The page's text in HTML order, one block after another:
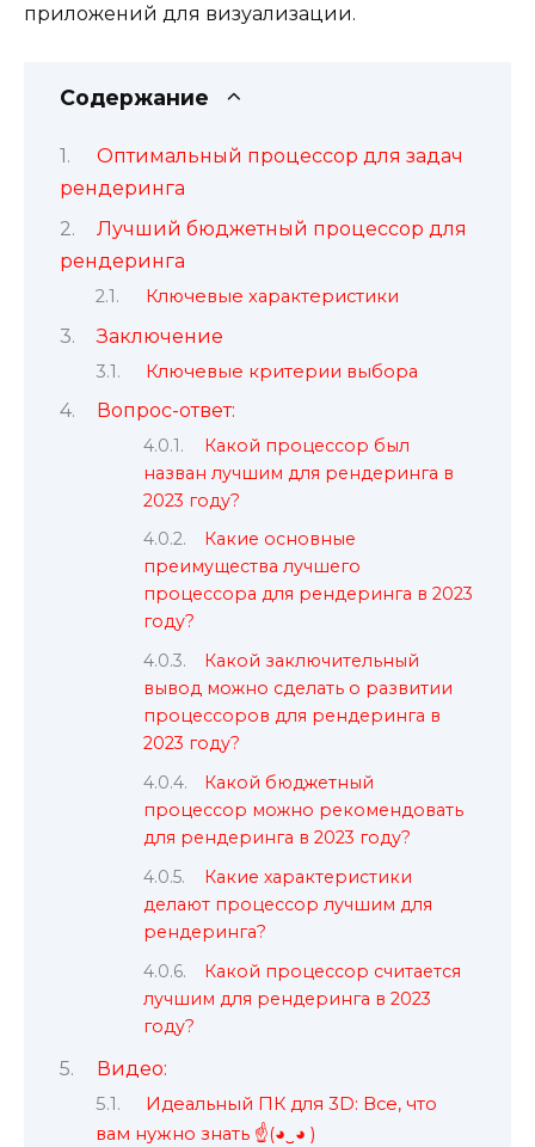
приложений для визуализации.
Содержание
Оптимальный процессор для задач
рендеринга
Лучший бюджетный процессор для
рендеринга
Ключевые характеристики
Заключение
Ключевые критерии выбора
Вопрос-ответ:
Какой процессор был
назван лучшим для рендеринга в
2023 году?
Какие основные
преимущества лучшего
процессора для рендеринга в 2023
году?
Какой заключительный
вывод можно сделать о развитии
процессоров для рендеринга в
2023 году?
Какой бюджетный
процессор можно рекомендовать
для рендеринга в 2023 году?
Какие характеристики
делают процессор лучшим для
рендеринга?
Какой процессор считается
лучшим для рендеринга в 2023
году?
Видео:
Идеальный ПК для 3D: Все, что
вам нужно знать ☝️(◕‿◕ )